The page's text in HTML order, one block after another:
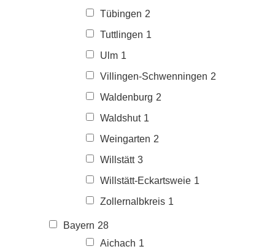
Tübingen 2
Tuttlingen 1
Ulm 1
Villingen-Schwenningen 2
Waldenburg 2
Waldshut 1
Weingarten 2
Willstätt 3
Willstätt-Eckartsweie 1
Zollernalbkreis 1
Bayern 28
Aichach 1